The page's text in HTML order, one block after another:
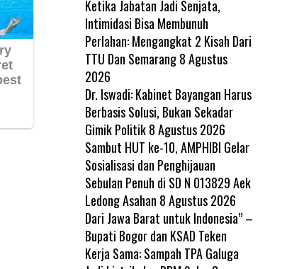
Ketika Jabatan Jadi Senjata,
Intimidasi Bisa Membunuh
Perlahan: Mengangkat 2 Kisah Dari
TTU Dan Semarang 8 Agustus
2026
Dr. Iswadi: Kabinet Bayangan Harus
Berbasis Solusi, Bukan Sekadar
Gimik Politik 8 Agustus 2026
Sambut HUT ke-10, AMPHIBI Gelar
Sosialisasi dan Penghijauan
Sebulan Penuh di SD N 013829 Aek
Ledong Asahan 8 Agustus 2026
Dari Jawa Barat untuk Indonesia” –
Bupati Bogor dan KSAD Teken
Kerja Sama: Sampah TPA Galuga